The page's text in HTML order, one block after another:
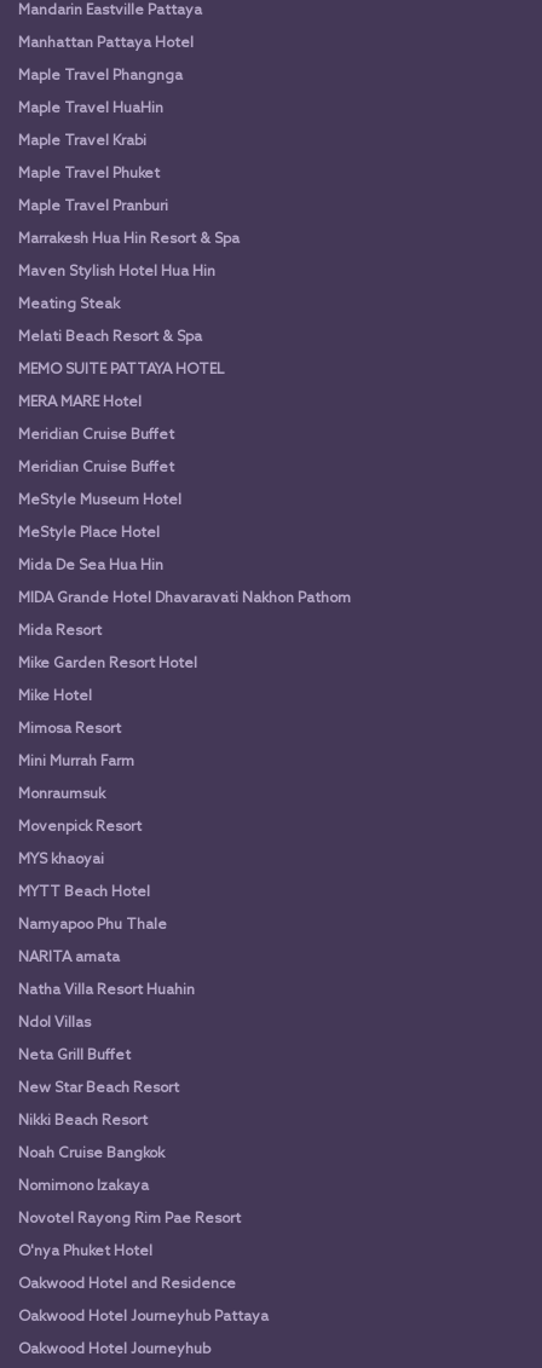
Mandarin Eastville Pattaya
Manhattan Pattaya Hotel
Maple Travel Phangnga
Maple Travel HuaHin
Maple Travel Krabi
Maple Travel Phuket
Maple Travel Pranburi
Marrakesh Hua Hin Resort & Spa
Maven Stylish Hotel Hua Hin
Meating Steak
Melati Beach Resort & Spa
MEMO SUITE PATTAYA HOTEL
MERA MARE Hotel
Meridian Cruise Buffet
Meridian Cruise Buffet
MeStyle Museum Hotel
MeStyle Place Hotel
Mida De Sea Hua Hin
MIDA Grande Hotel Dhavaravati Nakhon Pathom
Mida Resort
Mike Garden Resort Hotel
Mike Hotel
Mimosa Resort
Mini Murrah Farm
Monraumsuk
Movenpick Resort
MYS khaoyai
MYTT Beach Hotel
Namyapoo Phu Thale
NARITA amata
Natha Villa Resort Huahin
Ndol Villas
Neta Grill Buffet
New Star Beach Resort
Nikki Beach Resort
Noah Cruise Bangkok
Nomimono Izakaya
Novotel Rayong Rim Pae Resort
O'nya Phuket Hotel
Oakwood Hotel and Residence
Oakwood Hotel Journeyhub Pattaya
Oakwood Hotel Journeyhub